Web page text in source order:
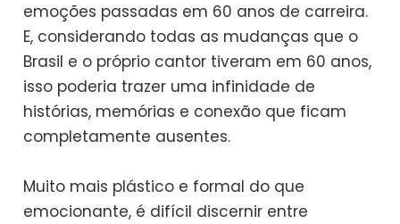
emoções passadas em 60 anos de carreira.
E, considerando todas as mudanças que o
Brasil e o próprio cantor tiveram em 60 anos,
isso poderia trazer uma infinidade de
histórias, memórias e conexão que ficam
completamente ausentes.
Muito mais plástico e formal do que
emocionante, é difícil discernir entre